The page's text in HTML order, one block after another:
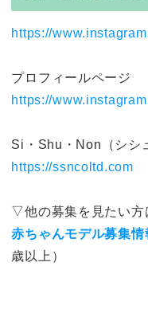
https://
プロフィールページ
https://
Si・Shu・Non（シシ
https://ssncoltd.com
▽他の募集を見たい
赤ちゃんモデル募集情
歳以上）